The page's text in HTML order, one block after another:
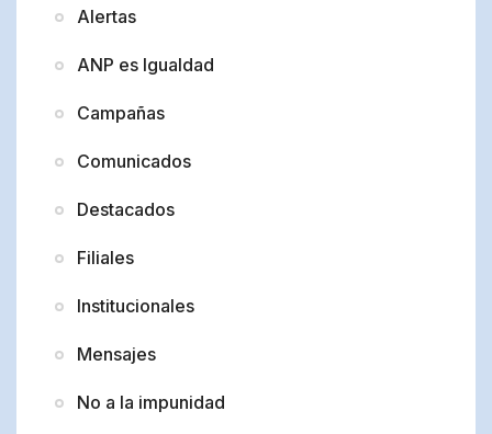
Alertas
ANP es Igualdad
Campañas
Comunicados
Destacados
Filiales
Institucionales
Mensajes
No a la impunidad